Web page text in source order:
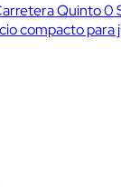
Quinto 0
compacto